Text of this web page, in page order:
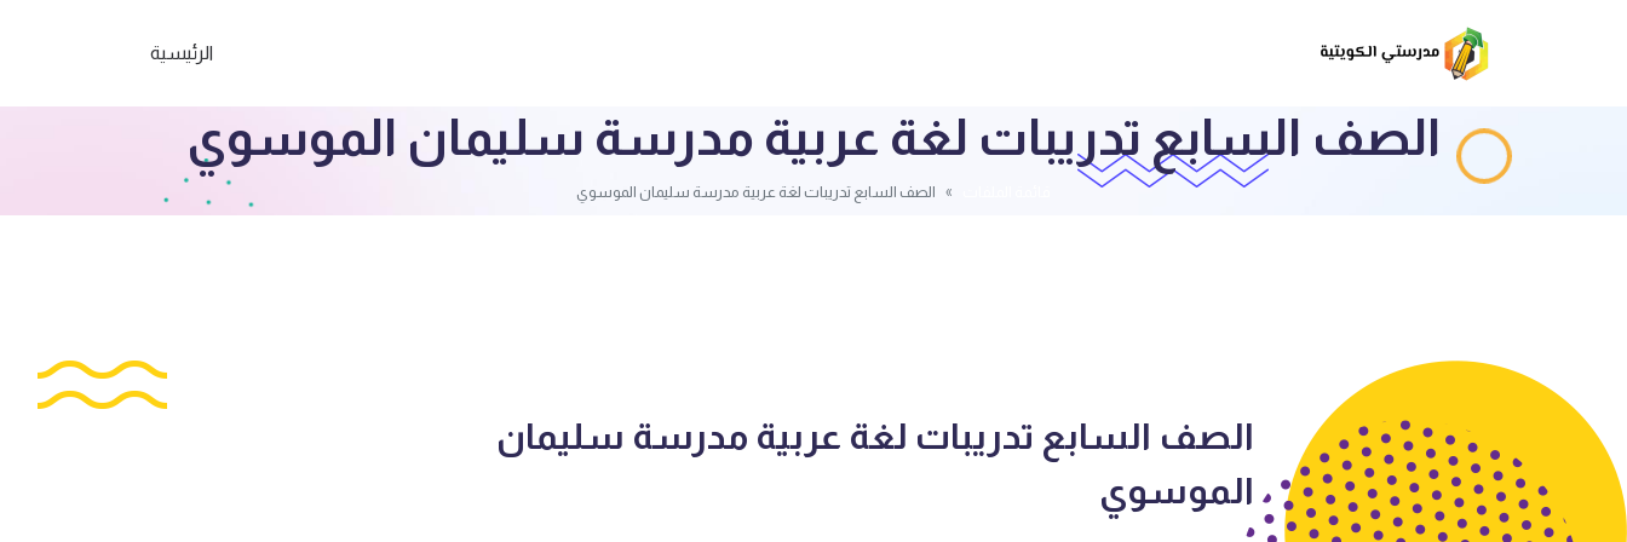
الرئيسية
الصف السابع تدريبات لغة عربية مدرسة سليمان الموسوي
الصف السابع تدريبات لغة عربية مدرسة سليمان الموسوي
الصف السابع تدريبات لغة عربية مدرسة سليمان
الموسوي